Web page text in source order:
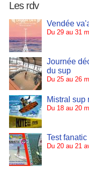
Les rdv
Vendée
Du 29 au 31
Journée
du sup
Du 25 au 26
Mistral sup
Du 18 au 20
Test
Du 20 au 21